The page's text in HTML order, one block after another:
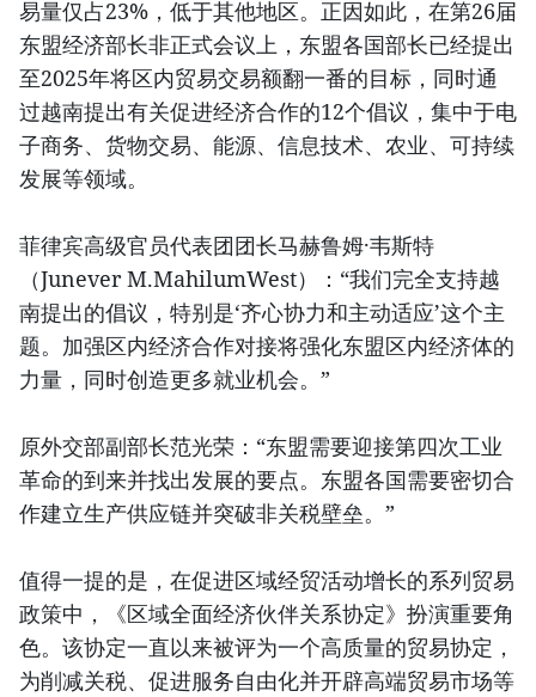
易量仅占23%，低于其他地区。正因如此，在第26届
东盟经济部长非正式会议上，东盟各国部长已经提出
至2025年将区内贸易交易额翻一番的目标，同时通
过越南提出有关促进经济合作的12个倡议，集中于电
子商务、货物交易、能源、信息技术、农业、可持续
发展等领域。
菲律宾高级官员代表团团长马赫鲁姆·韦斯特
（Junever M.MahilumWest）：“我们完全支持越
南提出的倡议，特别是‘齐心协力和主动适应’这个主
题。加强区内经济合作对接将强化东盟区内经济体的
力量，同时创造更多就业机会。”
原外交部副部长范光荣：“东盟需要迎接第四次工业
革命的到来并找出发展的要点。东盟各国需要密切合
作建立生产供应链并突破非关税壁垒。”
值得一提的是，在促进区域经贸活动增长的系列贸易
政策中，《区域全面经济伙伴关系协定》扮演重要角
色。该协定一直以来被评为一个高质量的贸易协定，
为削减关税、促进服务自由化并开辟高端贸易市场等